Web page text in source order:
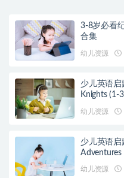
3-8岁必看
合集
幼儿资源
少儿英语启
Knights (1-
幼儿资源
少儿英语启
Adventures
幼儿资源